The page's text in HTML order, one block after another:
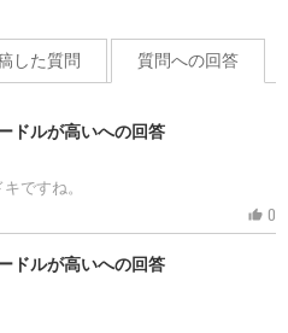
した質問 質問への回答
ドルが高いへの回答
ですね。
thumb_up 0
ドルが高いへの回答